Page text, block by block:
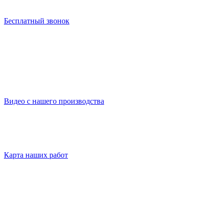
Бесплатный звонок
Видео с нашего производства
Карта наших работ